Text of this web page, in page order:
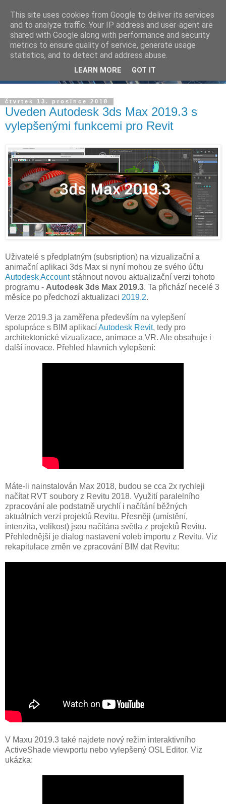
čtvrtek 13. prosince 2018
Uveden Autodesk 3ds Max 2019.3 s
vylepšenými funkcemi pro Revit
Uživatelé s předplatným (subsription) na vizualizační a
animační aplikaci 3ds Max si nyní mohou ze svého účtu
Autodesk Accountstáhnout novou aktualizační verzi tohoto
programu - Autodesk 3ds Max 2019.3. Ta přichází necelé 3
měsíce po předchozí aktualizaci 2019.2.
Verze 2019.3 ja zaměřena především na vylepšení
spolupráce s BIM aplikacíAutodesk Revit, tedy pro
architektonické vizualizace, animace a VR. Ale obsahuje i
další inovace. Přehled hlavních vylepšení:
Máte-li nainstalován Max 2018, budou se cca 2x rychleji
načítat RVT soubory z Revitu 2018. Využití paralelního
zpracování ale podstatně urychlí i načítání běžných
aktuálních verzí projektů Revitu. Přesněji (umístění,
intenzita, velikost) jsou načítána světla z projektů Revitu.
Přehlednější je dialog nastavení voleb importu z Revitu. Viz
rekapitulace změn ve zpracování BIM dat Revitu:
V Maxu 2019.3 také najdete nový režim interaktivního
ActiveShade viewportu nebo vylepšený OSL Editor. Viz
ukázka:
This site uses cookies from Google to deliver its services
and to analyze traffic. Your IP address and user-agent are
shared with Google along with performance and security
metrics to ensure quality of service, generate usage
statistics, and to detect and address abuse.
LEARN MORE GOT IT